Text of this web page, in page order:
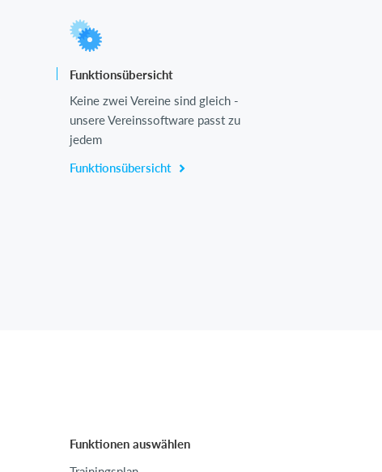
Funktionsübersicht
Keine zwei Vereine sind gleich -
unsere Vereinssoftware passt zu
jedem
Funktionsübersicht
Funktionen auswählen